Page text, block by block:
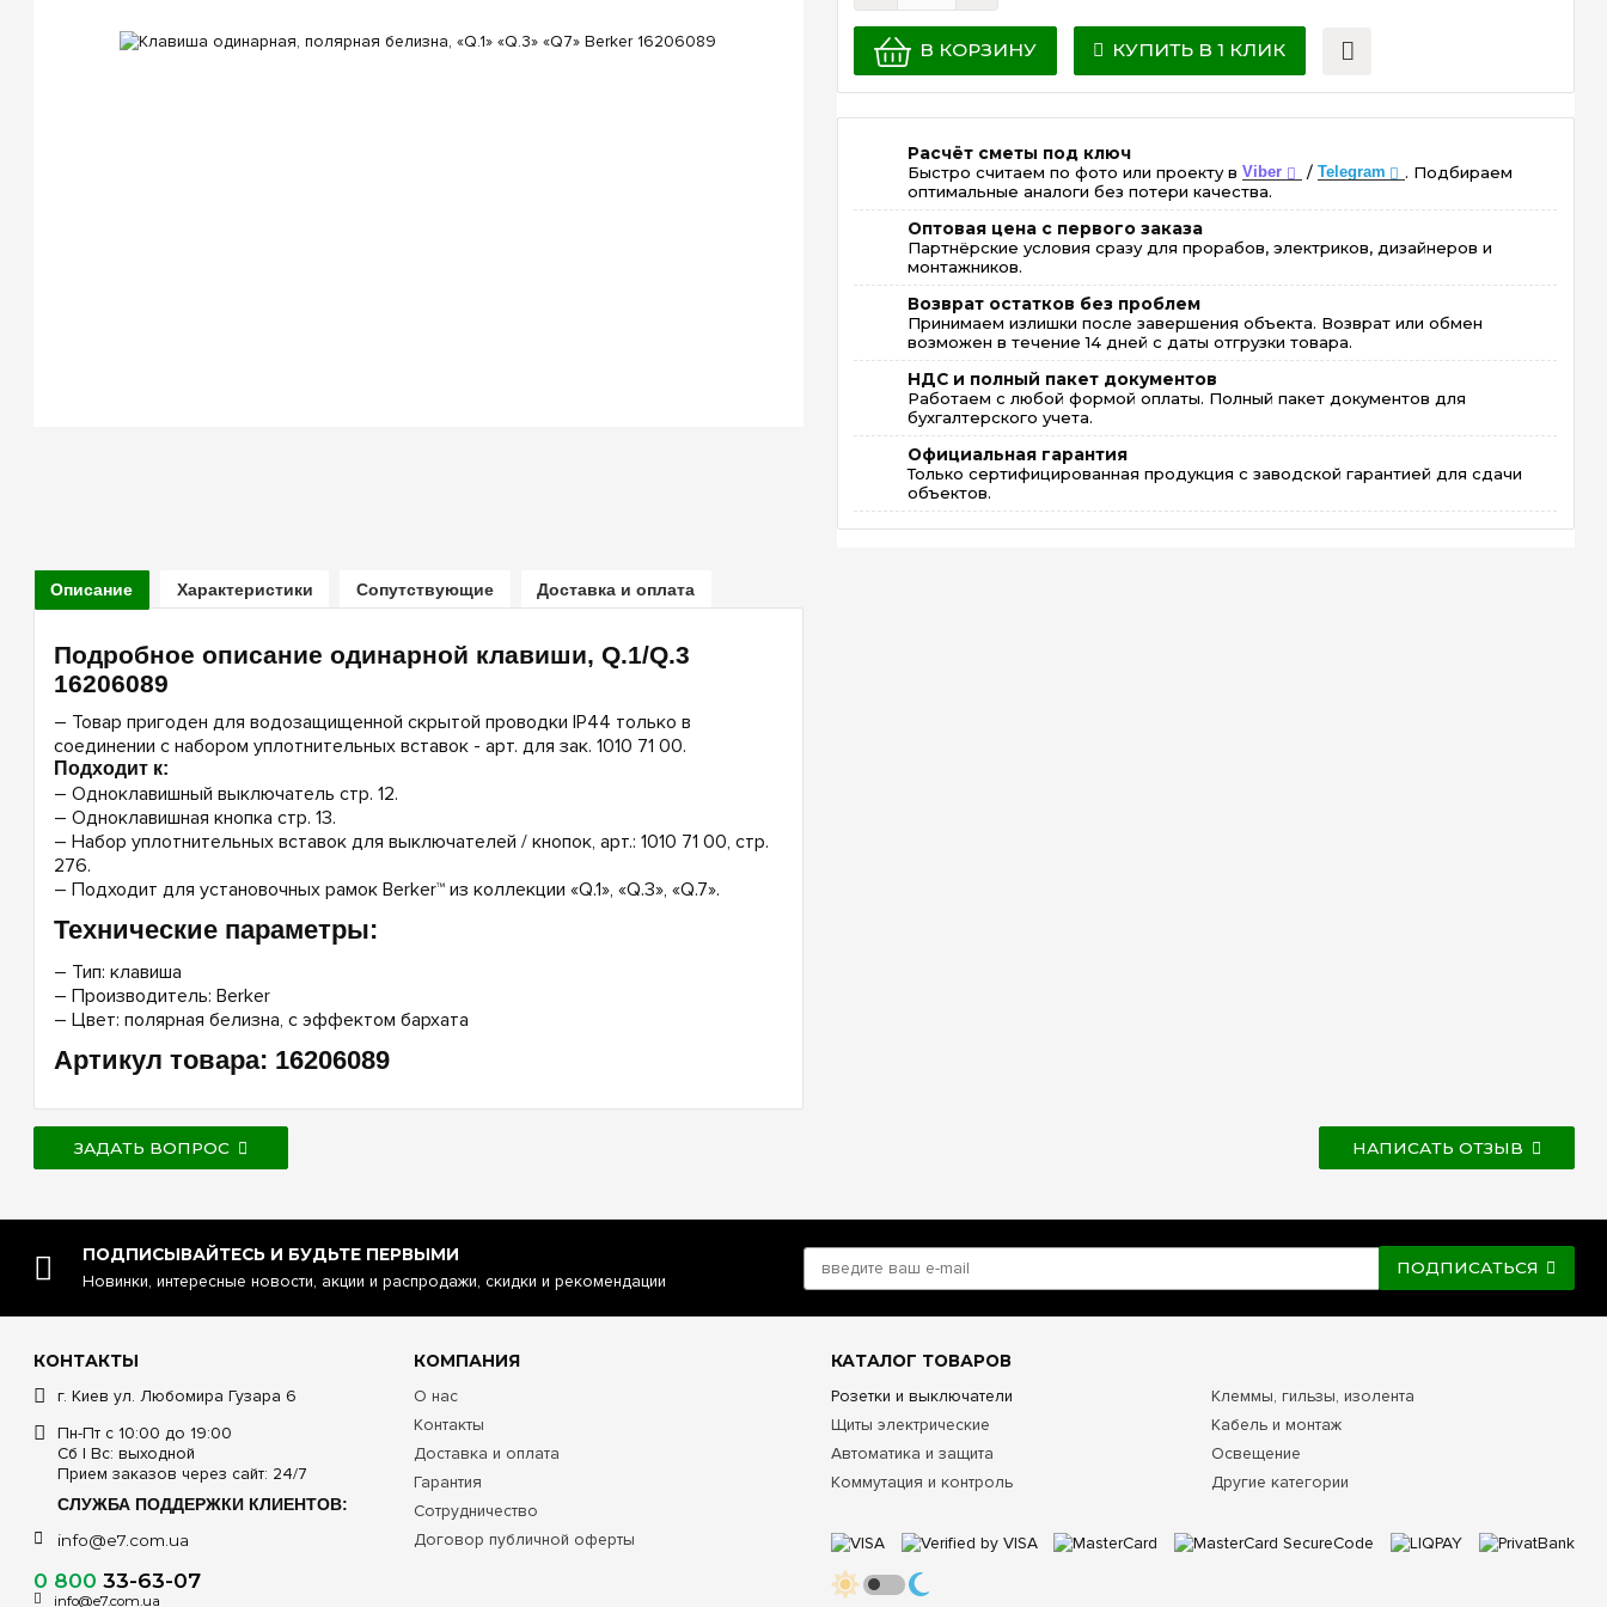
В КОРЗИНУ КУПИТЬ В 1 КЛИК
Расчёт сметы под ключ
Быстро считаем по фото или проекту вViber / Telegram
. Подбираем
оптимальные аналоги без потери качества.
Оптовая цена с первого заказа
Партнёрские условия сразу для прорабов, электриков, дизайнеров и
монтажников.
Возврат остатков без проблем
Принимаем излишки после завершения объекта. Возврат или обмен
возможен в течение 14 дней с даты отгрузки товара.
НДС и полный пакет документов
Работаем с любой формой оплаты. Полный пакет документов для
бухгалтерского учета.
Официальная гарантия
Только сертифицированная продукция с заводской гарантией для сдачи
объектов.
Описание Характеристики Сопутствующие Доставка и оплата
Подробное описание одинарной клавиши, Q.1/Q.3
16206089
– Товар пригоден для водозащищенной скрытой проводки IP44 только в
соединении с набором уплотнительных вставок - арт. для зак. 1010 71 00.
Подходит к:
– Одноклавишный выключатель стр. 12.
– Одноклавишная кнопка стр. 13.
– Набор уплотнительных вставок для выключателей / кнопок, арт.: 1010 71 00, стр.
276.
– Подходит для установочных рамок Berker™ из коллекции «Q.1», «Q.3», «Q.7».
Технические параметры:
– Тип: клавиша
– Производитель: Berker
– Цвет: полярная белизна, с эффектом бархата
Артикул товара: 16206089
ЗАДАТЬ ВОПРОС НАПИСАТЬ ОТЗЫВ
ПОДПИСЫВАЙТЕСЬ И БУДЬТЕ ПЕРВЫМИ
Новинки, интересные новости, акции и распродажи, скидки и рекомендации
ПОДПИСАТЬСЯ
КОНТАКТЫ
г. Киев ул. Любомира Гузара 6
Пн-Пт с 10:00 до 19:00
Сб | Вс: выходной
Прием заказов через сайт: 24/7
СЛУЖБА ПОДДЕРЖКИ КЛИЕНТОВ:
info@e7.com.ua
0 800 33-63-07
info@e7.com.ua
КОМПАНИЯ
О нас
Контакты
Доставка и оплата
Гарантия
Сотрудничество
Договор публичной оферты
КАТАЛОГ ТОВАРОВ
Розетки и выключатели
Щиты электрические
Автоматика и защита
Коммутация и контроль
Клеммы, гильзы, изолента
Кабель и монтаж
Освещение
Другие категории